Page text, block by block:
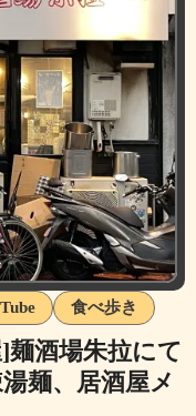
食べ歩き
酒場朱拉にて
麺、居酒屋メ